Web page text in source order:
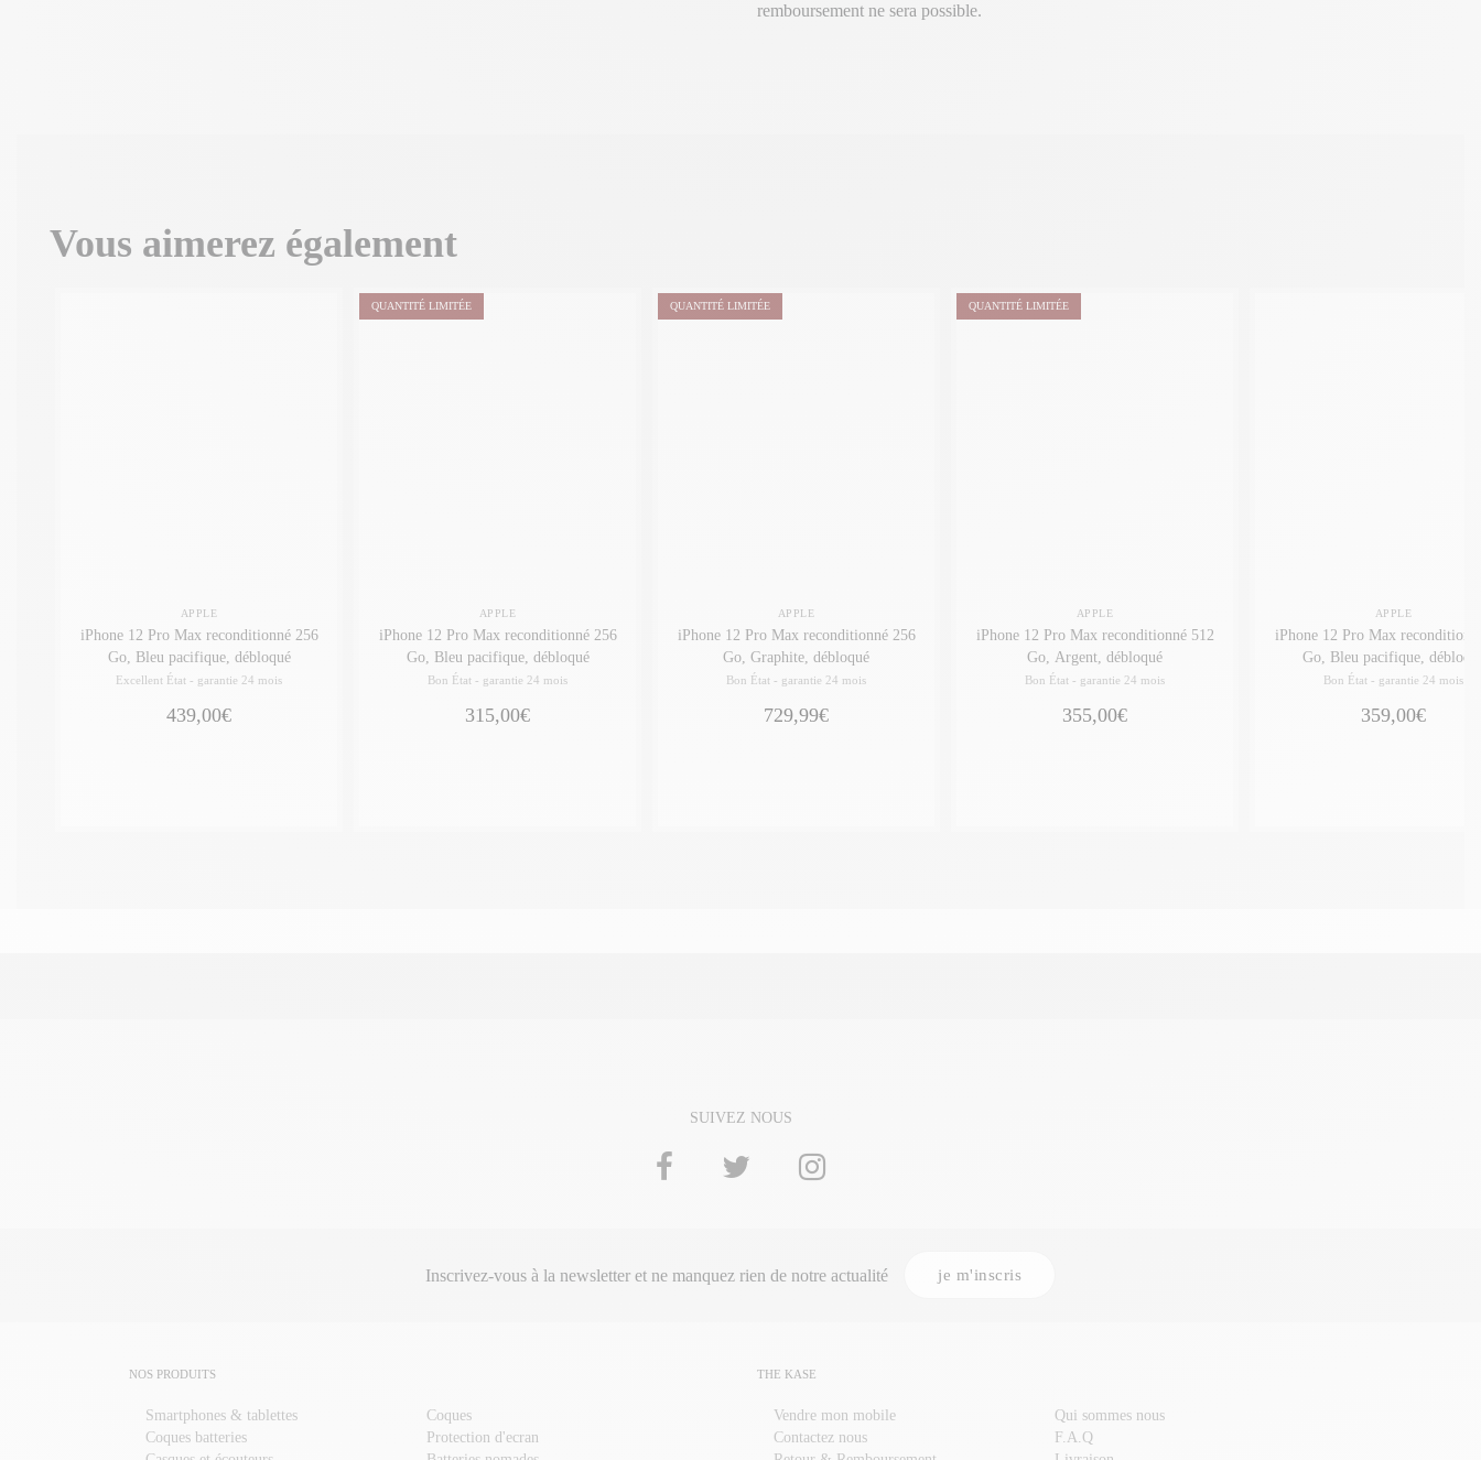
remboursement ne sera possible.
Vous aimerez également
APPLE
iPhone 12 Pro Max reconditionné 256
Go, Bleu pacifique, débloqué
Excellent État - garantie 24 mois
439,00€
QUANTITÉ LIMITÉE
APPLE
iPhone 12 Pro Max reconditionné 256
Go, Bleu pacifique, débloqué
Bon État - garantie 24 mois
315,00€
QUANTITÉ LIMITÉE
APPLE
iPhone 12 Pro Max reconditionné 256
Go, Graphite, débloqué
Bon État - garantie 24 mois
729,99€
QUANTITÉ LIMITÉE
APPLE
iPhone 12 Pro Max reconditionné 512
Go, Argent, débloqué
Bon État - garantie 24 mois
355,00€
APPLE
iPhone 12 Pro Max
Go, Bleu pacifique,
Bon État - garantie 24 mois
359,00€
SUIVEZ NOUS
Inscrivez-vous à la newsletter et ne manquez rien de notre actualité je m'inscris
NOS PRODUITS
Smartphones & tablettes
Coques
Coques batteries
Protection d'ecran
THE KASE
Vendre mon mobile
Qui sommes nous
Contactez nous
F.A.Q